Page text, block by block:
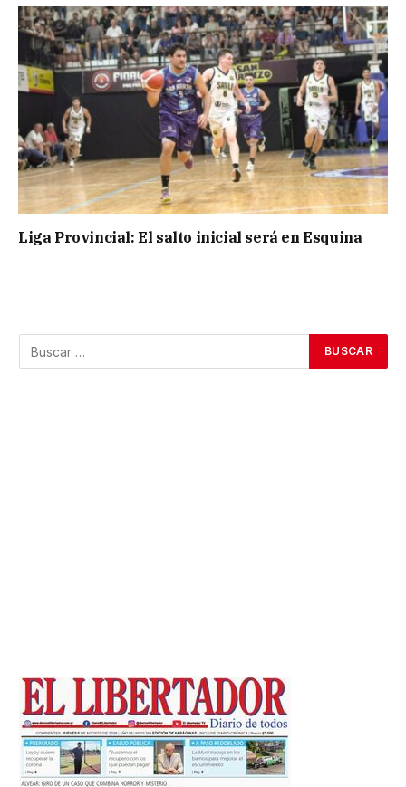
Liga Provincial: El salto inicial será en Esquina